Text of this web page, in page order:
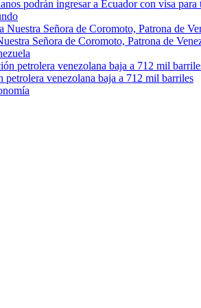
podrán ingresar a Ecuador con visa para
Señora de Coromoto, Patrona de
petrolera venezolana baja a 712 mil barriles